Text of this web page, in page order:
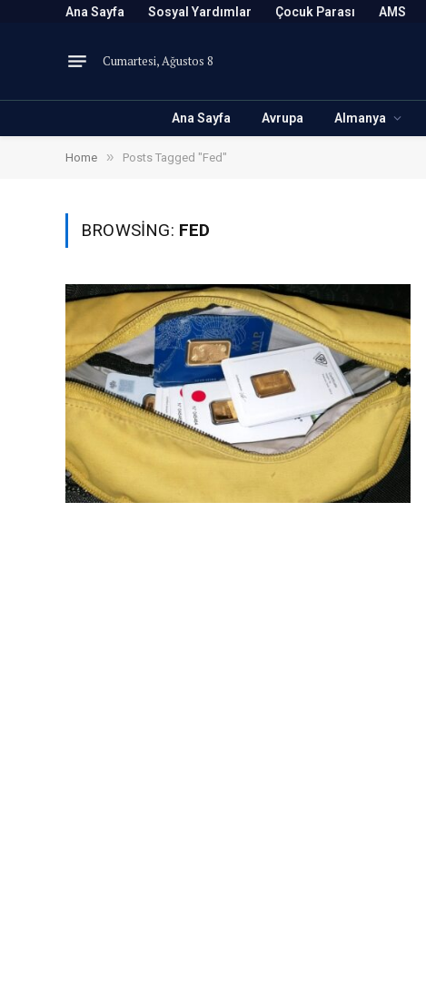
Ana Sayfa Sosyal Yardımlar Çocuk Parası AMS
Cumartesi, Ağustos 8
Ana Sayfa Avrupa Almanya
Home » Posts Tagged "Fed"
BROWSING: FED